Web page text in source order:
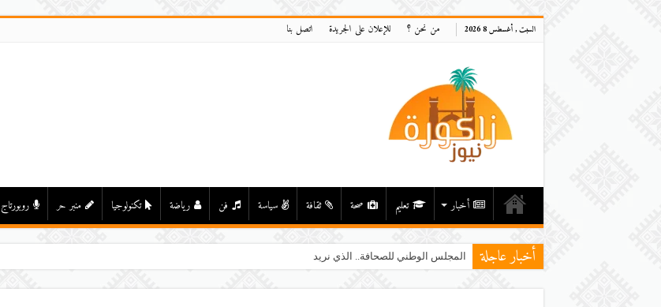
السبت , أغسطس 8 2026 من نحن ؟ للإعلان على الجريدة اتصل بنا
أخبار تعليم صحة ثقافة سياسة فن رياضة تكنولوجيا منبر حر روبورتاج
أخبار عاجلة المجلس الوطني للصحافة.. الذي نريد